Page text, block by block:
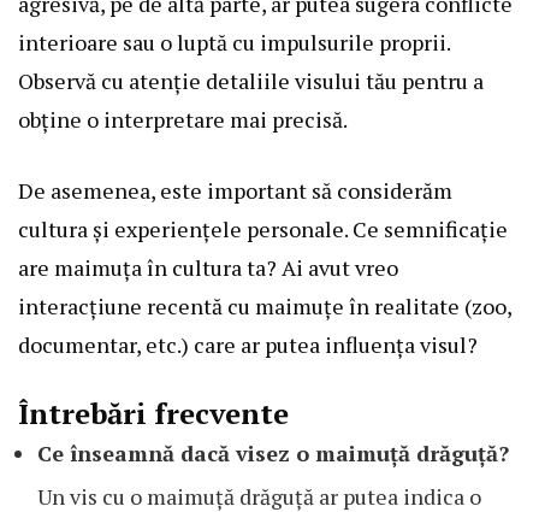
interioare sau o luptă cu impulsurile proprii.
Observă cu atenție detaliile visului tău pentru a
obține o interpretare mai precisă.
De asemenea, este important să considerăm
cultura și experiențele personale. Ce semnificație
are maimuța în cultura ta? Ai avut vreo
interacțiune recentă cu maimuțe în realitate (zoo,
documentar, etc.) care ar putea influența visul?
Întrebări frecvente
Ce înseamnă dacă visez o maimuță drăguță?
Un vis cu o maimuță drăguță ar putea indica o